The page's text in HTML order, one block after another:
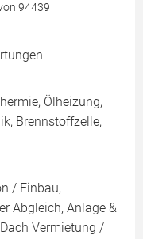
94439
Ölheizung,
Brennstoffzelle,
/ Einbau,
Abgleich, Anlage &
Vermietung /